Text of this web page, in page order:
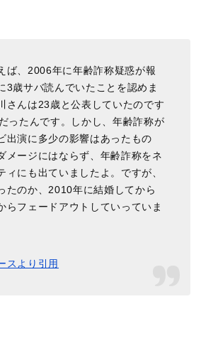
ば、2006年に年齢詐称疑惑が報
3歳サバ読んでいたことを認めま
さんは23歳と公表していたのです
ったんです。しかし、年齢詐称が
出演に多少の影響はあったもの
メージにはならず、年齢詐称をネ
ィにも出ていましたよ。ですが、
たのか、2010年に結婚してから
らフェードアウトしていっていま
スより引用